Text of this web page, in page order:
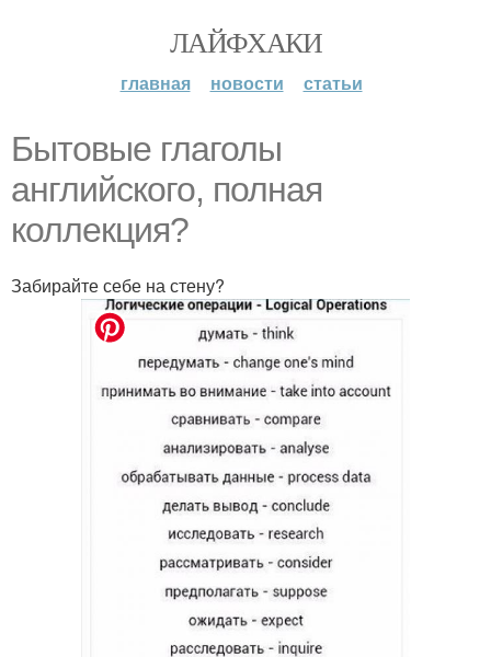
ЛАЙФХАКИ
главная новости статьи
Бытовые глаголы
английского, полная
коллекция?
Забирайте себе на стену?